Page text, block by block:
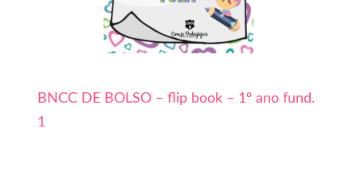
BNCC DE BOLSO – flip book – 1º ano fund.
1